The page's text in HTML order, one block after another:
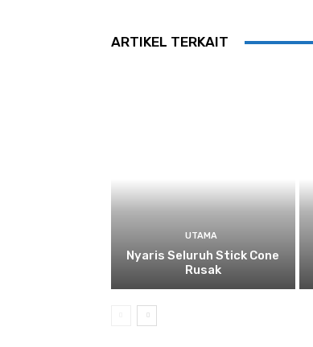
ARTIKEL TERKAIT
UTAMA
Nyaris Seluruh Stick Cone
Rusak